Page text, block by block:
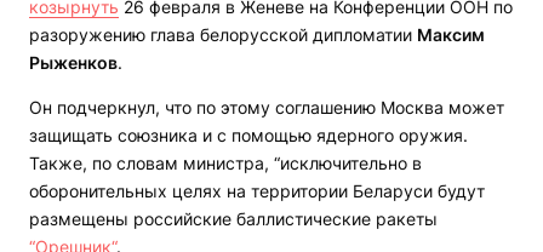
козырнуть 26 февраля в Женеве на Конференции ООН по
разоружению глава белорусской дипломатии Максим
Рыженков.
Он подчеркнул, что по этому соглашению Москва может
защищать союзника и с помощью ядерного оружия.
Также, по словам министра, “исключительно в
оборонительных целях на территории Беларуси будут
размещены российские баллистические ракеты
“Орешник“.